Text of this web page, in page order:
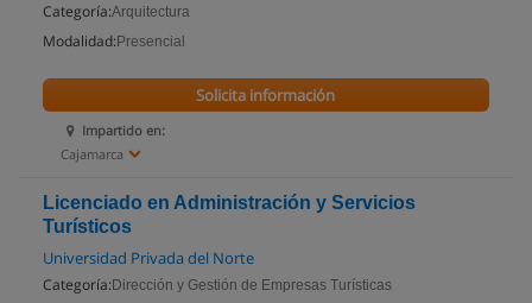
Categoría:Arquitectura
Modalidad: Presencial
Impartido en:
Cajamarca
Solicita información
Licenciado en Administración y Servicios
Turísticos
Universidad Privada del Norte
Categoría: Dirección y Gestión de Empresas Turísticas